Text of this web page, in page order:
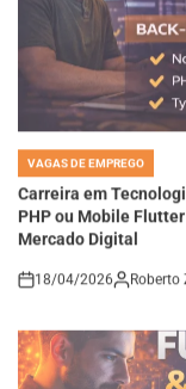
IN
VAGAS DE EMPREGO
Carreira em
PHP ou Mobile
Mercado Digital
18/04/2026